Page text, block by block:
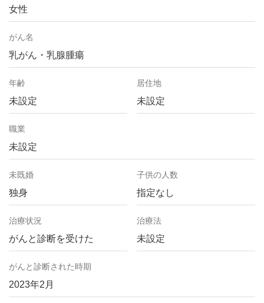
女性
がん名
乳がん・乳腺腫瘍
年齢
未設定
居住地
未設定
職業
未設定
未既婚
独身
子供の人数
指定なし
治療状況
がんと診断を受けた
治療法
未設定
がんと診断された時期
2023年2月